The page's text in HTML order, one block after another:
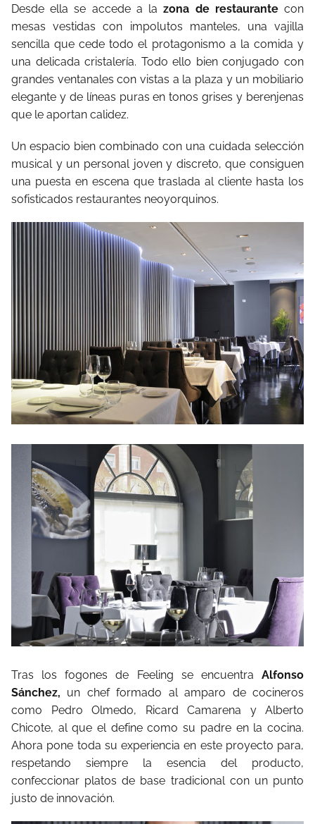
Desde ella se accede a lazona de restaurantecon
mesas vestidas con impolutos manteles, una vajilla
sencilla que cede todo el protagonismo a la comida y
una delicada cristalería. Todo ello bien conjugado con
grandes ventanales con vistas a la plaza y un mobiliario
elegante y de líneas puras en tonos grises y berenjenas
que le aportan calidez.
Un espacio bien combinado con una cuidada selección
musical y un personal joven y discreto, que consiguen
una puesta en escena que traslada al cliente hasta los
sofisticados restaurantes neoyorquinos.
Tras los fogones de Feeling se encuentra Alfonso
Sánchez, un chef formado al amparo de cocineros
como Pedro Olmedo, Ricard Camarena y Alberto
Chicote, al que el define como su padre en la cocina.
Ahora pone toda su experiencia en este proyecto para,
respetando siempre la esencia del producto,
confeccionar platos de base tradicional con un punto
justo de innovación.